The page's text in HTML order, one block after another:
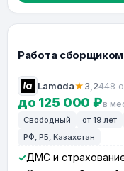
Работа сборщиком
Lamoda★3,2448
до 125 000 ₽в
Свободный от 19 лет
РФ, РБ, Казахстан
ДМС и